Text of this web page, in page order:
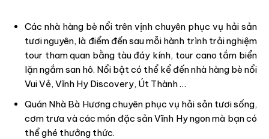
Các nhà hàng bè nổi trên vịnh chuyên phục vụ hải sản
tươi nguyên, là điểm đến sau mỗi hành trình trải nghiệm
tour tham quan bằng tàu đáy kính, tour cano tắm biển
lặn ngắm san hô. Nổi bật có thể kể đến nhà hàng bè nổi
Vui Vẻ, Vĩnh Hy Discovery, Út Thành …
Quán Nhà Bà Hương chuyên phục vụ hải sản tươi sống,
cơm trưa và các món đặc sản Vĩnh Hy ngon mà bạn có
thể ghé thưởng thức.